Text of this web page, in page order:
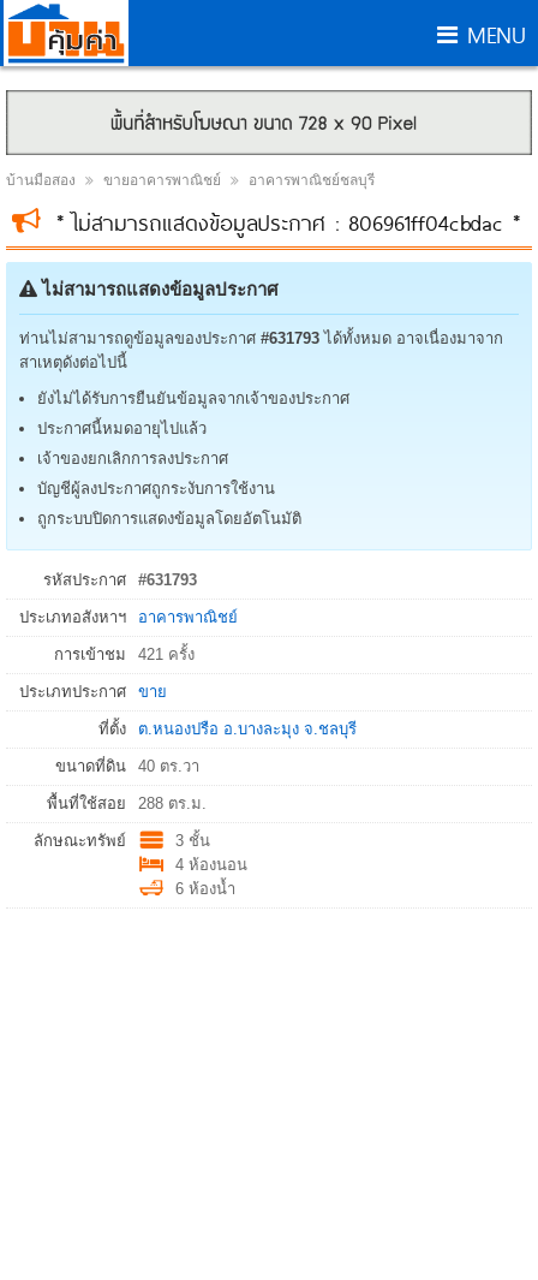
MENU
บ้านมือสอง ขายอาคารพาณิชย์ อาคารพาณิชย์ชลบุรี
* ไม่สามารถแสดงข้อมูลประกาศ : 806961ff04cbdac *
ไม่สามารถแสดงข้อมูลประกาศ
ท่านไม่สามารถดูข้อมูลของประกาศ #631793 ได้ทั้งหมด อาจเนื่องมาจาก
สาเหตุดังต่อไปนี้
ยังไม่ได้รับการยืนยันข้อมูลจากเจ้าของประกาศ
ประกาศนี้หมดอายุไปแล้ว
เจ้าของยกเลิกการลงประกาศ
บัญชีผู้ลงประกาศถูกระงับการใช้งาน
ถูกระบบปิดการแสดงข้อมูลโดยอัตโนมัติ
รหัสประกาศ #631793
ประเภทอสังหาฯ อาคารพาณิชย์
การเข้าชม 421 ครั้ง
ประเภทประกาศ ขาย
ที่ตั้ง ต.หนองปรือ อ.บางละมุง จ.ชลบุรี
ขนาดที่ดิน 40 ตร.วา
พื้นที่ใช้สอย 288 ตร.ม.
ลักษณะทรัพย์
3 ชั้น
4 ห้องนอน
6 ห้องน้ำ